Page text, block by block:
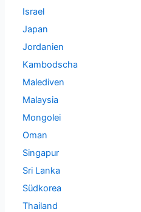
Israel
Japan
Jordanien
Kambodscha
Malediven
Malaysia
Mongolei
Oman
Singapur
Sri Lanka
Südkorea
Thailand